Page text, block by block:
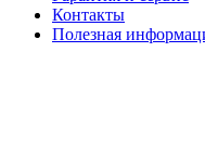
Контакты
Полезная